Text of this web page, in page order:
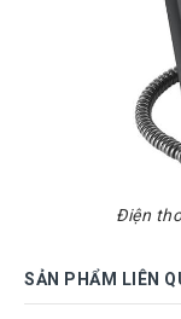
Điện
SẢN PHẨM LIÊN